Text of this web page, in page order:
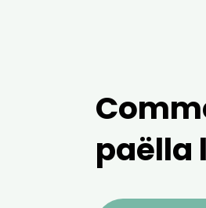
paëlla